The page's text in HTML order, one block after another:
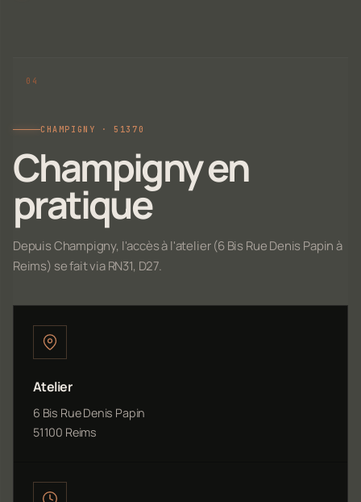
CHAMPIGNY · 51370
Champigny en
pratique
Depuis Champigny, l'accès à l'atelier (6 Bis Rue Denis Papin à
Reims) se fait via RN31, D27.
Atelier
6 Bis Rue Denis Papin
51100 Reims